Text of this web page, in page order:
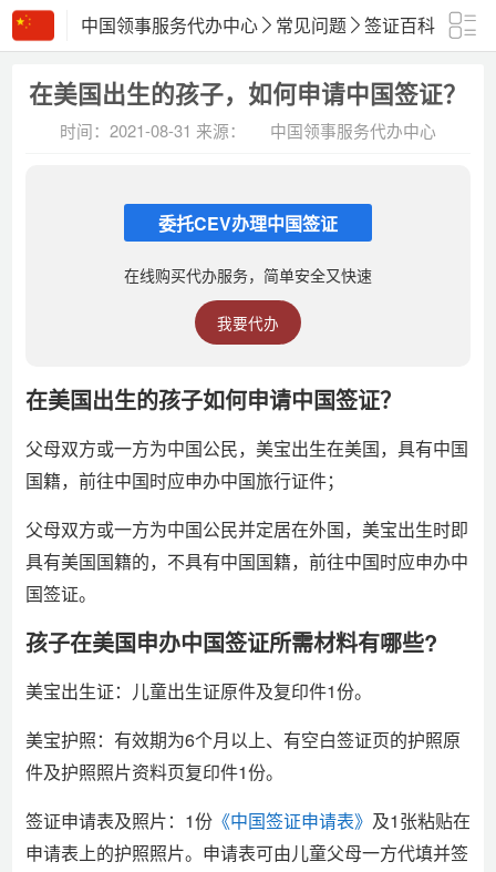
中国领事服务代办中心 常见问题 签证百科 正文
在美国出生的孩子，如何申请中国签证？
时间：2021-08-31 来源： 中国领事服务代办中心
委托CEV办理中国签证
在线购买代办服务，简单安全又快速
我要代办
在美国出生的孩子如何申请中国签证？
父母双方或一方为中国公民，美宝出生在美国，具有中国
国籍，前往中国时应申办中国旅行证件；
父母双方或一方为中国公民并定居在外国，美宝出生时即
具有美国国籍的，不具有中国国籍，前往中国时应申办中
国签证。
孩子在美国申办中国签证所需材料有哪些?
美宝出生证：儿童出生证原件及复印件1份。
美宝护照：有效期为6个月以上、有空白签证页的护照原
件及护照照片资料页复印件1份。
签证申请表及照片：1份《中国签证申请表》 及1张粘贴在
申请表上的护照照片。申请表可由儿童父母一方代填并签